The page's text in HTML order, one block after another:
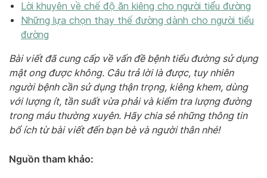
Lời khuyên về chế độ ăn kiêng cho người tiểu đường
Những lựa chọn thay thế đường dành cho người tiểu
đường
Bài viết đã cung cấp về vấn đề bệnh tiểu đường sử dụng
mật ong được không. Câu trả lời là được, tuy nhiên
người bệnh cần sử dụng thận trọng, kiêng khem, dùng
với lượng ít, tần suất vừa phải và kiểm tra lượng đường
trong máu thường xuyên. Hãy chia sẻ những thông tin
bổ ích từ bài viết đến bạn bè và người thân nhé!
Nguồn tham khảo: